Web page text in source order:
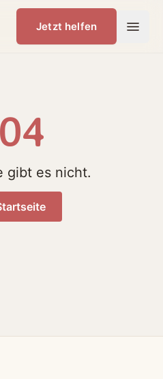
Jetzt helfen
gibt es nicht.